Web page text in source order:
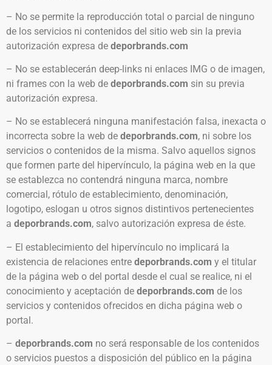
– No se permite la reproducción total o parcial de ninguno
de los servicios ni contenidos del sitio web sin la previa
autorización expresa de deporbrands.com
– No se establecerán deep-links ni enlaces IMG o de imagen,
ni frames con la web de deporbrands.com sin su previa
autorización expresa.
– No se establecerá ninguna manifestación falsa, inexacta o
incorrecta sobre la web de deporbrands.com, ni sobre los
servicios o contenidos de la misma. Salvo aquellos signos
que formen parte del hipervínculo, la página web en la que
se establezca no contendrá ninguna marca, nombre
comercial, rótulo de establecimiento, denominación,
logotipo, eslogan u otros signos distintivos pertenecientes
a deporbrands.com, salvo autorización expresa de éste.
– El establecimiento del hipervínculo no implicará la
existencia de relaciones entre deporbrands.com y el titular
de la página web o del portal desde el cual se realice, ni el
conocimiento y aceptación de deporbrands.com de los
servicios y contenidos ofrecidos en dicha página web o
portal.
– deporbrands.com no será responsable de los contenidos
o servicios puestos a disposición del público en la página